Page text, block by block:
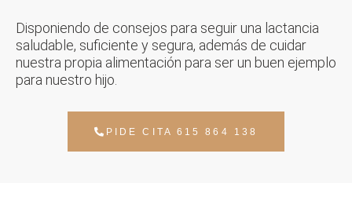
Disponiendo de consejos para seguir una lactancia
saludable, suficiente y segura, además de cuidar
nuestra propia alimentación para ser un buen ejemplo
para nuestro hijo.
PIDE CITA 615 864 138